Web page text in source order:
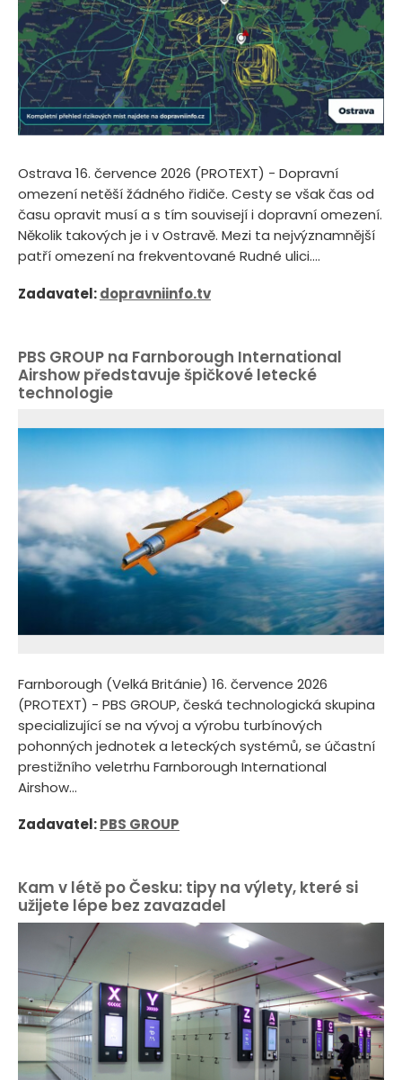
Ostrava 16. července 2026 (PROTEXT) - Dopravní
omezení netěší žádného řidiče. Cesty se však čas od
času opravit musí a s tím souvisejí i dopravní omezení.
Několik takových je i v Ostravě. Mezi ta nejvýznamnější
patří omezení na frekventované Rudné ulici....
Zadavatel:dopravniinfo.tv
PBS GROUP na Farnborough International
Airshow představuje špičkové letecké
technologie
Farnborough (Velká Británie) 16. července 2026
(PROTEXT) - PBS GROUP, česká technologická skupina
specializující se na vývoj a výrobu turbínových
pohonných jednotek a leteckých systémů, se účastní
prestižního veletrhu Farnborough International
Airshow...
Zadavatel:PBS GROUP
Kam v létě po Česku: tipy na výlety, které si
užijete lépe bez zavazadel